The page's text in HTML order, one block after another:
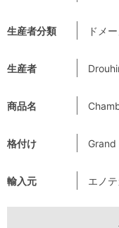
生産者分類 ドメー
生産者
商品名
格付け Grand
輸入元 エノテ